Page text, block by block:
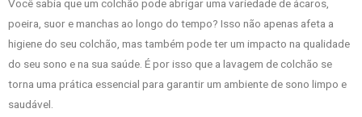
Você sabia que um colchão pode abrigar uma variedade de ácaros,
poeira, suor e manchas ao longo do tempo? Isso não apenas afeta a
higiene do seu colchão, mas também pode ter um impacto na qualidade
do seu sono e na sua saúde. É por isso que a lavagem de colchão se
torna uma prática essencial para garantir um ambiente de sono limpo e
saudável.